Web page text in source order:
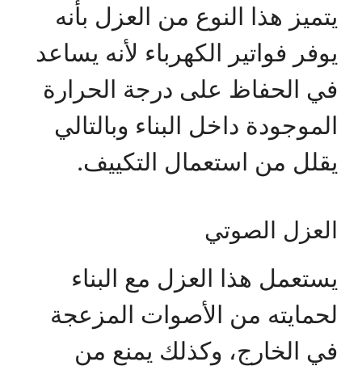
يتميز هذا النوع من العزل بأنه
يوفر فواتير الكهرباء لأنه يساعد
في الحفاظ على درجة الحرارة
الموجودة داخل البناء وبالتالي
يقلل من استعمال التكييف.
العزل الصوتي
يستعمل هذا العزل مع البناء
لحمايته من الأصوات المزعجة
في الخارج، وكذلك يمنع من